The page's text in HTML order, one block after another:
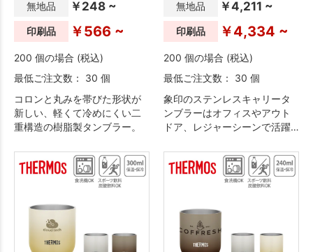
無地品 ￥248 ~
印刷品 ￥566 ~
200 個の場合 (税込)
最低ご注文数： 30 個
コロンと丸みを帯びた形状が
新しい、軽くて冷めにくい二
重構造の樹脂製タンブラー。
無地品 ￥4,211 ~
印刷品 ￥4,334 ~
200 個の場合 (税込)
最低ご注文数： 30 個
象印のステンレスキャリータ
ンブラーはオフィスやアウト
ドア、レジャーシーンで活躍